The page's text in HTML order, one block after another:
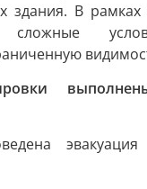
здания. В
сложные